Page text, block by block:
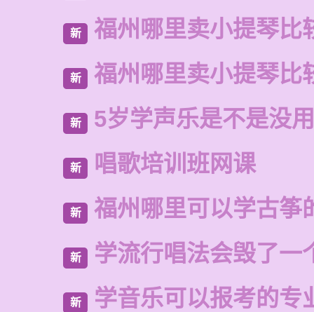
新 福州哪里卖小提琴比
新 福州哪里卖小提琴比
新 5岁学声乐是不是没用
新 唱歌培训班网课
新 福州哪里可以学古筝
新 学流行唱法会毁了一
新 学音乐可以报考的专